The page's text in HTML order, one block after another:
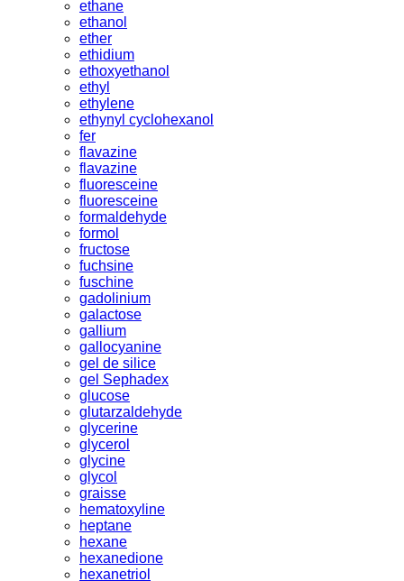
ethane
ethanol
ether
ethidium
ethoxyethanol
ethyl
ethylene
ethynyl cyclohexanol
fer
flavazine
flavazine
fluoresceine
fluoresceine
formaldehyde
formol
fructose
fuchsine
fuschine
gadolinium
galactose
gallium
gallocyanine
gel de silice
gel Sephadex
glucose
glutarzaldehyde
glycerine
glycerol
glycine
glycol
graisse
hematoxyline
heptane
hexane
hexanedione
hexanetriol